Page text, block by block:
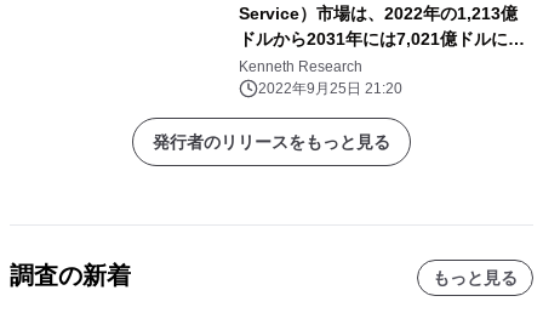
Service）市場は、2022年の1,213億
ドルから2031年には7,021億ドルに達
し、予測期間中のCAGRは18.82%に達
すると予想。
Kenneth Research
2022年9月25日 21:20
発行者のリリースをもっと見る
調査の新着 もっと見る